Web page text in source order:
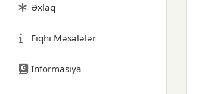
Əxlaq
Fiqhi Məsələlər
Informasiya